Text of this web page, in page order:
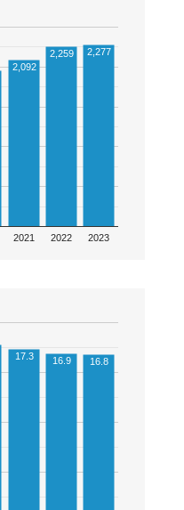
2021 2022 2023
2,092
2,259 2,277
17.3 16.9 16.8